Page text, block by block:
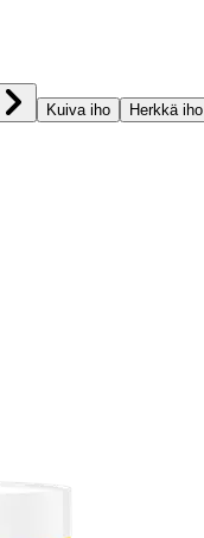
Kuiva iho Herkkä iho